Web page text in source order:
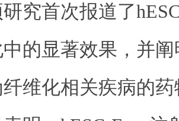
究首次报道了
的显著效果，并
维化相关疾病的